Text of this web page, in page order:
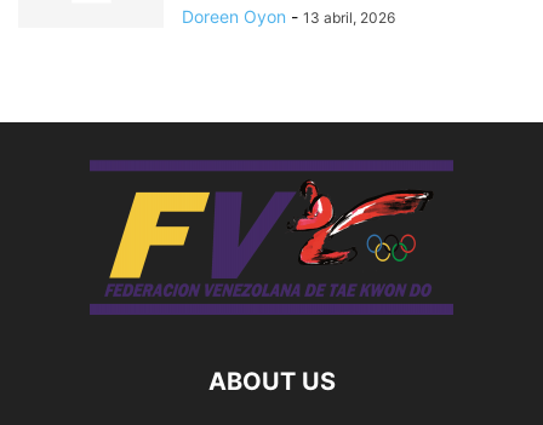
Doreen Oyon - 13 abril, 2026
ABOUT US